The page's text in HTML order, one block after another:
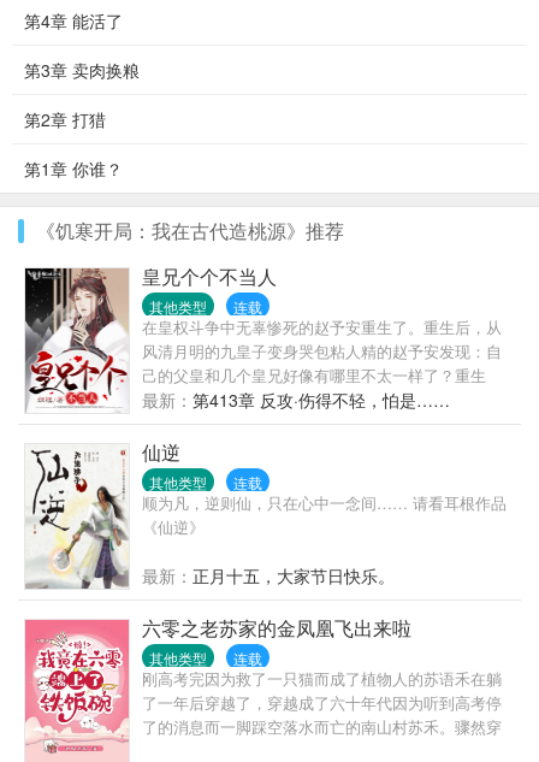
第4章 能活了
第3章 卖肉换粮
第2章 打猎
第1章 你谁？
《饥寒开局：我在古代造桃源》推荐
皇兄个个不当人
其他类型 连载
在皇权斗争中无辜惨死的赵予安重生了。重生后，从
风清月明的九皇子变身哭包粘人精的赵予安发现：自
己的父皇和几个皇兄好像有哪里不太一样了？重生
前，大昭帝：“九皇子？朕记得，不过就是个宫女生的
孩子罢了！”重生后，大昭帝：“朕的皇子，你且动一下
试试！...
最新： 第413章 反攻·伤得不轻，怕是……
仙逆
其他类型 连载
顺为凡，逆则仙，只在心中一念间…… 请看耳根作品
《仙逆》
最新： 正月十五，大家节日快乐。
六零之老苏家的金凤凰飞出来啦
其他类型 连载
刚高考完因为救了一只猫而成了植物人的苏语禾在躺
了一年后穿越了，穿越成了六十年代因为听到高考停
了的消息而一脚踩空落水而亡的南山村苏禾。骤然穿